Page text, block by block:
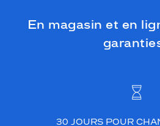
En magasin et en
30 JOURS POUR